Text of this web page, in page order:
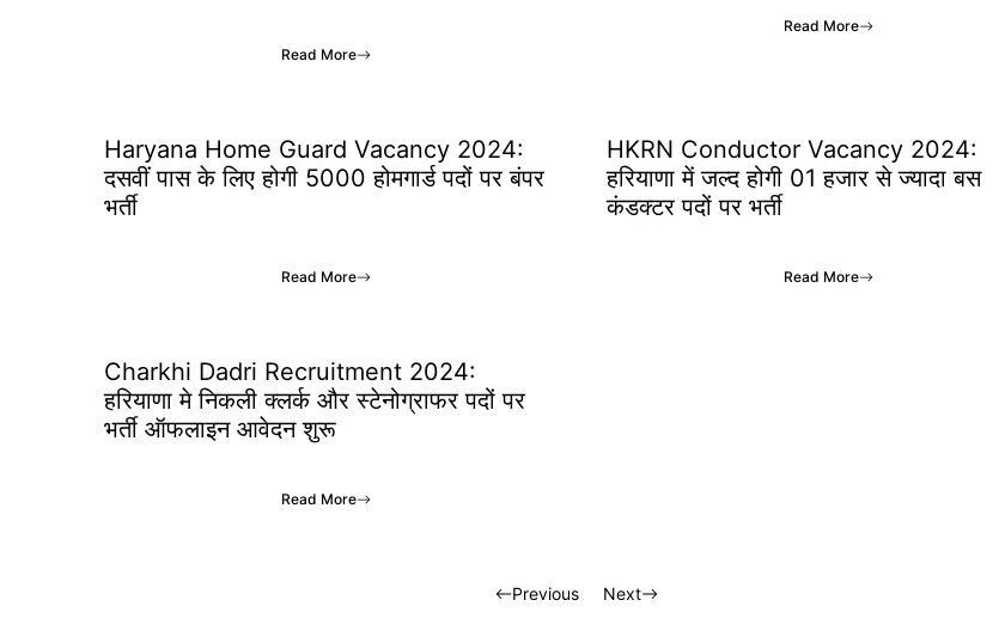
Read More
Read More
Haryana Home Guard Vacancy 2024:
दसवीं पास के लिए होगी 5000 होमगार्ड पदों पर बंपर
भर्ती
Read More
HKRN Conductor Vacancy 2024:
हरियाणा में जल्द होगी 01 हजार से ज्यादा बस
कंडक्टर पदों पर भर्ती
Read More
Charkhi Dadri Recruitment 2024:
हरियाणा मे निकली क्लर्क और स्टेनोग्राफर पदों पर
भर्ती ऑफलाइन आवेदन शुरू
Read More
Previous Next